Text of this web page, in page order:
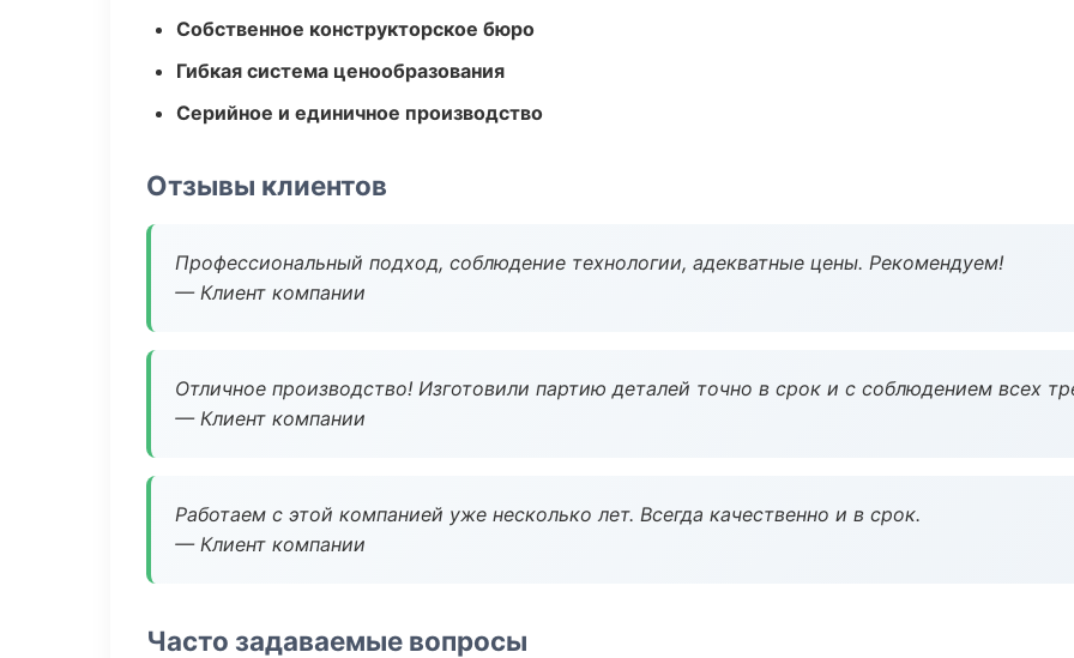
Собственное конструкторское бюро
Гибкая система ценообразования
Серийное и единичное производство
Отзывы клиентов
Профессиональный подход, соблюдение технологии, адекватные цены. Рекомендуем!
— Клиент компании
Отличное производство! Изготовили партию деталей точно в срок и с соблюдением всех
— Клиент компании
Работаем с этой компанией уже несколько лет. Всегда качественно и в срок.
— Клиент компании
Часто задаваемые вопросы